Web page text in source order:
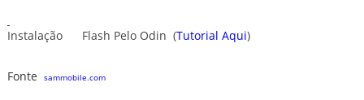
Instalação Flash Pelo Odin (Tutorial Aqui)
Fonte sammobile.com